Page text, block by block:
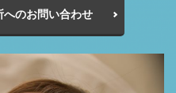
へのお問い合わせ